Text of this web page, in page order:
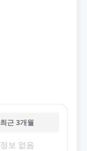
최근 3개월
정보 없음